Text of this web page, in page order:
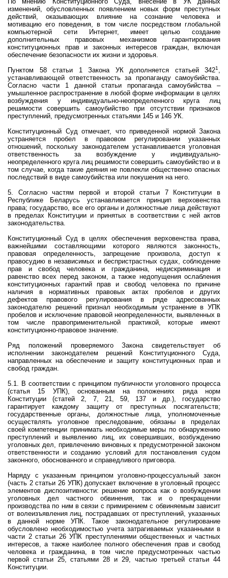
изменений, обусловленных появлением новых форм преступных
действий, оказывающих влияние на сознание человека и
мотивацию его поведения, в том числе посредством глобальной
компьютерной сети Интернет, имеет целью создание
дополнительных правовых механизмов гарантирования
конституционных прав и законных интересов граждан, включая
обеспечение безопасности их жизни и здоровья.
Пунктом 58 статьи 1 Закона УК дополняется статьей 3421,
устанавливающей ответственность за пропаганду самоубийства.
Согласно части 1 данной статьи пропаганда самоубийства –
умышленное распространение в любой форме информации в целях
возбуждения у индивидуально-неопределенного круга лиц
решимости совершить самоубийство при отсутствии признаков
преступлений, предусмотренных статьями 145 и 146 УК.
Конституционный Суд отмечает, что приведенной нормой Закона
устраняется пробел в правовом регулировании указанных
отношений, поскольку законодателем устанавливается уголовная
ответственность за возбуждение у индивидуально-
неопределенного круга лиц решимости совершить самоубийство и в
том случае, когда такие деяния не повлекли общественно опасных
последствий в виде самоубийства или покушения на него.
5. Согласно частям первой и второй статьи 7 Конституции в
Республике Беларусь устанавливается принцип верховенства
права; государство, все его органы и должностные лица действуют
в пределах Конституции и принятых в соответствии с ней актов
законодательства.
Конституционный Суд в целях обеспечения верховенства права,
важнейшими составляющими которого являются законность,
правовая определенность, запрещение произвола, доступ к
правосудию в независимых и беспристрастных судах, соблюдение
прав и свобод человека и гражданина, недискриминация и
равенство всех перед законом, а также недопущения ослабления
конституционных гарантий прав и свобод человека по причине
наличия в нормативных правовых актах пробелов и других
дефектов правового регулирования в ряде адресованных
законодателю решений признал необходимым устранение в УПК
пробелов и исключение правовой неопределенности, выявленных в
том числе правоприменительной практикой, которые имеют
конституционно-правовое значение.
Ряд положений проверяемого Закона свидетельствует об
исполнении законодателем решений Конституционного Суда,
направленных на обеспечение и защиту конституционных прав и
свобод граждан.
5.1. В соответствии с принципом публичности уголовного процесса
(статья 15 УПК), основанным на положениях ряда норм
Конституции (статей 2, 7, 21, 59, 137 и др.), государство
гарантирует каждому защиту от преступных посягательств;
государственные органы, должностные лица, уполномоченные
осуществлять уголовное преследование, обязаны в пределах
своей компетенции принимать необходимые меры по обнаружению
преступлений и выявлению лиц, их совершивших, возбуждению
уголовных дел, привлечению виновных к предусмотренной законом
ответственности и созданию условий для постановления судом
законного, обоснованного и справедливого приговора.
Наряду с указанным принципом уголовно-процессуальный закон
(часть 2 статьи 26 УПК) допускает включение в уголовный процесс
элементов диспозитивности: решение вопроса как о возбуждении
уголовных дел частного обвинения, так и о прекращении
производства по ним в связи с примирением с обвиняемым зависит
от волеизъявления лиц, пострадавших от преступлений, указанных
в данной норме УПК. Такое законодательное регулирование
обусловлено необходимостью учета затрагиваемых указанными в
части 2 статьи 26 УПК преступлениями общественных и частных
интересов, а также наиболее полного обеспечения прав и свобод
человека и гражданина, в том числе предусмотренных частью
первой статьи 25, статьями 28 и 29, частью третьей статьи 44
Конституции.